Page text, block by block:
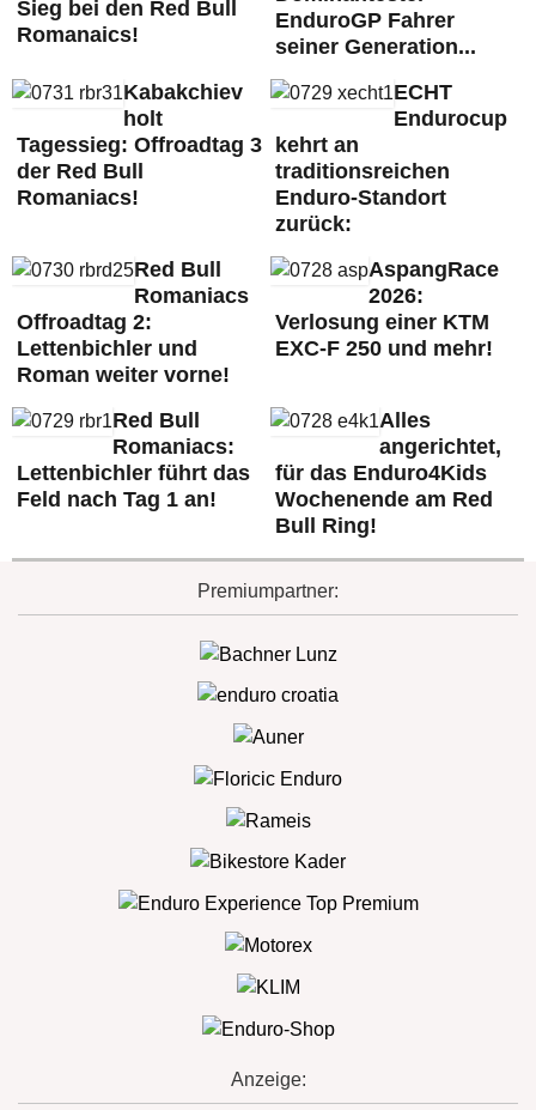
Sieg bei den Red Bull
Romanaics!
EnduroGP Fahrer
seiner Generation...
Kabakchiev
holt
Tagessieg: Offroadtag 3
der Red Bull
Romaniacs!
ECHT
Endurocup
kehrt an
traditionsreichen
Enduro-Standort
zurück:
Red Bull
Romaniacs
Offroadtag 2:
Lettenbichler und
Roman weiter vorne!
AspangRace
2026:
Verlosung einer KTM
EXC-F 250 und mehr!
Red Bull
Romaniacs:
Lettenbichler führt das
Feld nach Tag 1 an!
Alles
angerichtet,
für das Enduro4Kids
Wochenende am Red
Bull Ring!
Premiumpartner:
Anzeige: